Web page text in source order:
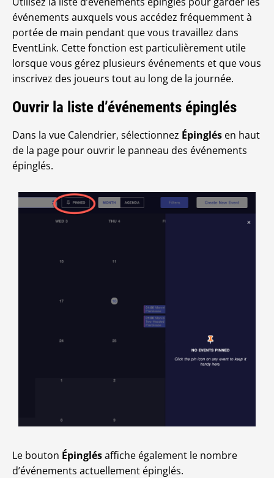
événements auxquels vous accédez fréquemment à
portée de main pendant que vous travaillez dans
EventLink. Cette fonction est particulièrement utile
lorsque vous gérez plusieurs événements et que vous
inscrivez des joueurs tout au long de la journée.
Ouvrir la liste d’événements épinglés
Dans la vue Calendrier, sélectionnez Épinglés en haut
de la page pour ouvrir le panneau des événements
épinglés.
Le bouton Épinglésaffiche également le nombre
d’événements actuellement épinglés.